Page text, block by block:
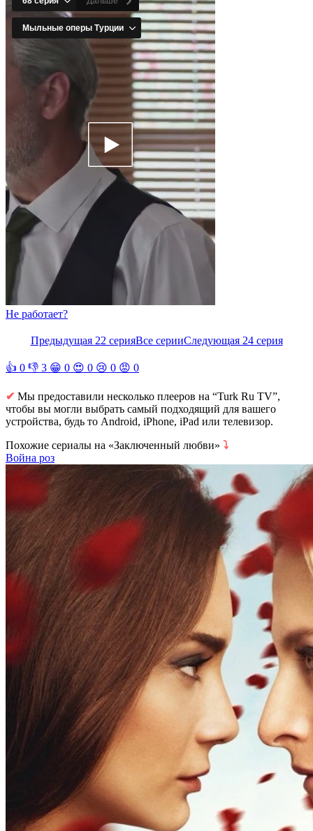
Не работает?
Предыдущая 22 серияВсе серииСледующая 24 серия
👍 0 👎 3 😁 0 😍 0 😢 0 😡 0
✔ Мы предоставили несколько плееров на “Turk Ru TV”,
чтобы вы могли выбрать самый подходящий для вашего
устройства, будь то Android, iPhone, iPad или телевизор.
Похожие сериалы на «Заключенный любви» ⤵
Война роз